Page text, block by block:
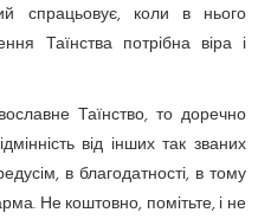
спрацьовує, коли в нього
Таїнства потрібна віра і
Таїнство, то доречно
від інших так званих
в благодатності, в тому
Не коштовно, помітьте, і не